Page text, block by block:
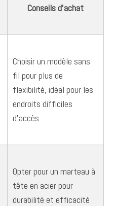
Conseils d’achat
Choisir un modèle sans
fil pour plus de
flexibilité, idéal pour les
endroits difficiles
d’accès.
Opter pour un marteau à
tête en acier pour
durabilité et efficacité